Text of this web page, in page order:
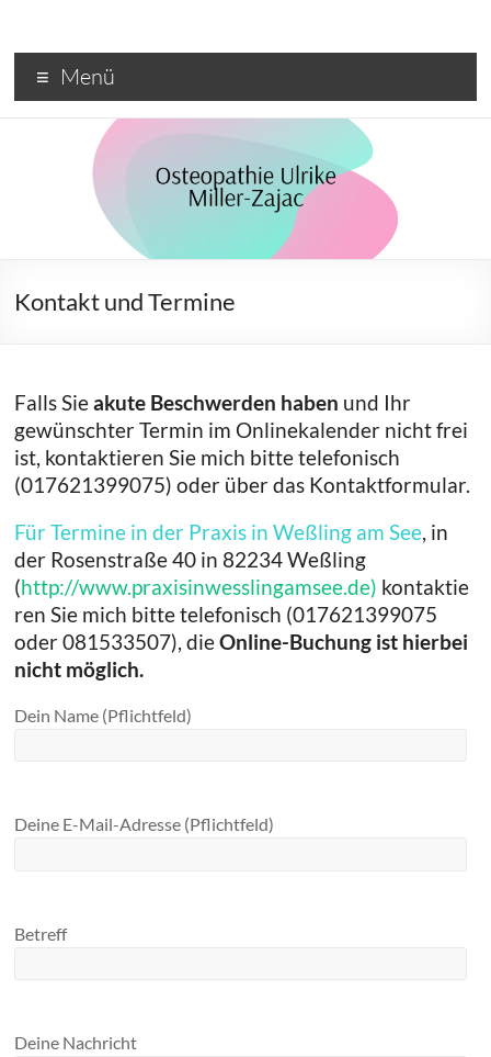
springen
Menü
Kontakt und Termine
Falls Sieakute Beschwerden haben und Ihr
gewünschter Termin im Onlinekalender nicht frei
ist, kontaktieren Sie mich bitte telefonisch
(017621399075) oder über das Kontaktformular.
Für Termine in der Praxis in Weßling am See, in
der Rosenstraße 40 in 82234 Weßling
(http://www.praxisinwesslingamsee.de) kontaktie
ren Sie mich bitte telefonisch (017621399075
oder 081533507), dieOnline-Buchung ist hierbei
nicht möglich.
Dein Name (Pflichtfeld)
Deine E-Mail-Adresse (Pflichtfeld)
Betreff
Deine Nachricht